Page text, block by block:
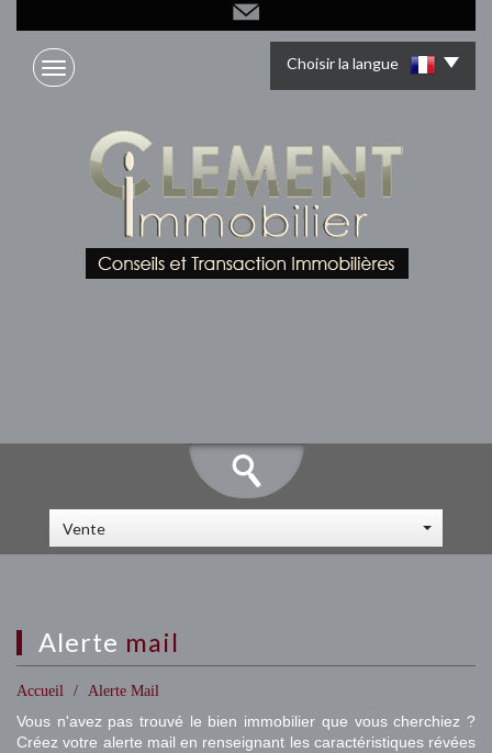
Choisir la langue
Vente
alerte mail
Accueil Alerte Mail
Vous n'avez pas trouvé le bien immobilier que vous cherchiez ?
Créez votre alerte mail en renseignant les caractéristiques révées